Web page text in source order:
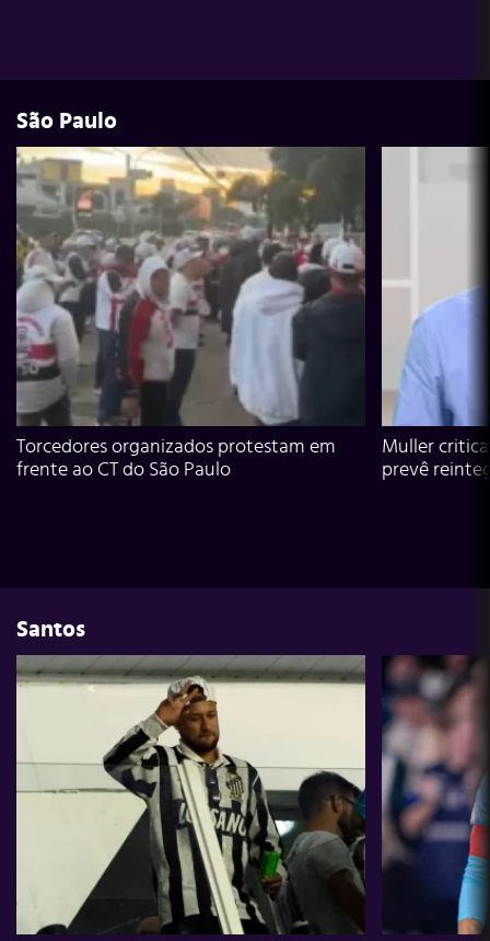
São Paulo
Torcedores organizados protestam em
frente ao CT do São Paulo
Muller
prevê
Santos